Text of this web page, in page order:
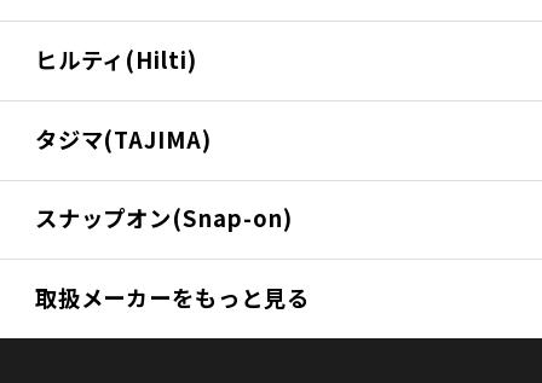
ヒルティ(Hilti)
タジマ(TAJIMA)
スナップオン(Snap-on)
取扱メーカーをもっと見る